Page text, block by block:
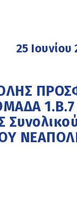
25 Ιουνίου